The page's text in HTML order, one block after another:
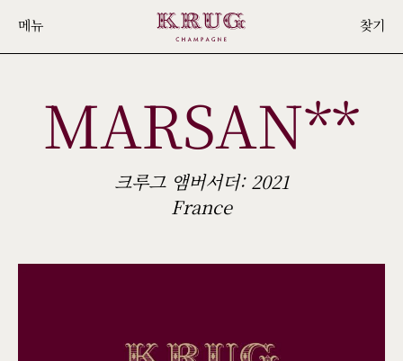
main
content
메뉴 찾기
MARSAN**
크루그 앰버서더: 2021
France